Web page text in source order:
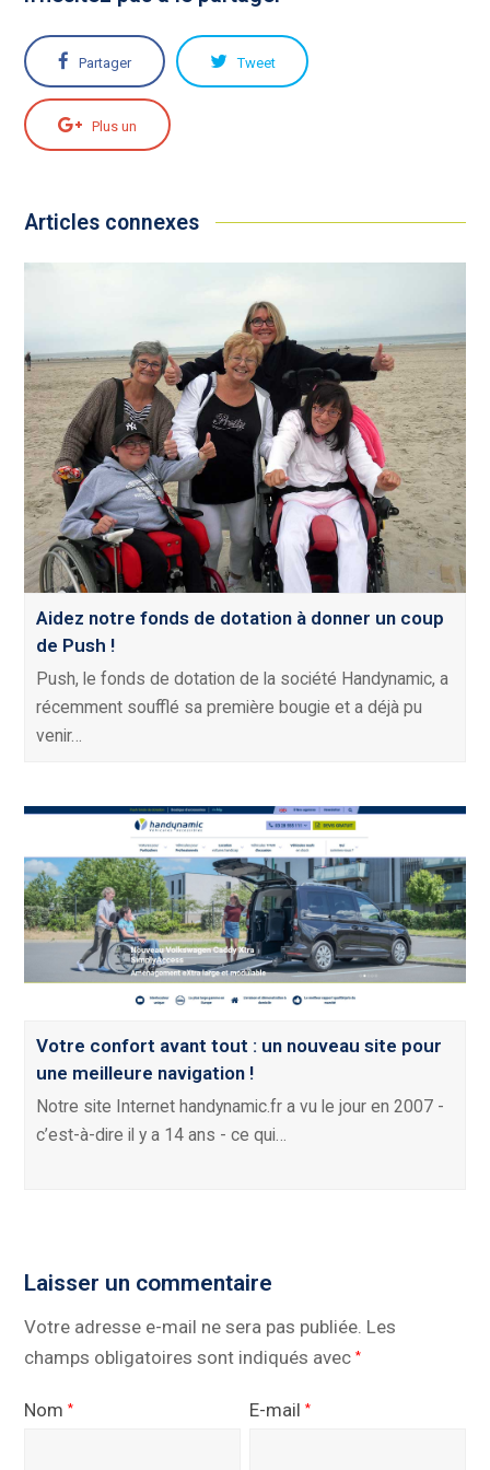
Partager Tweet
Plus un
Articles connexes
Aidez notre fonds de dotation à donner un coup
de Push !
Push, le fonds de dotation de la société Handynamic, a
récemment soufflé sa première bougie et a déjà pu
venir…
Votre confort avant tout : un nouveau site pour
une meilleure navigation !
Notre site Internet handynamic.fr a vu le jour en 2007 -
c’est-à-dire il y a 14 ans - ce qui…
Laisser un commentaire
Votre adresse e-mail ne sera pas publiée. Les
champs obligatoires sont indiqués avec*
Nom* E-mail*